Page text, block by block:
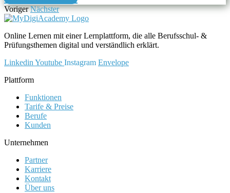
Voriger Nächster
Online Lernen mit einer Lernplattform, die alle Berufsschul- &
Prüfungsthemen digital und verständlich erklärt.
Linkedin Youtube Instagram Envelope
Plattform
Funktionen
Tarife & Preise
Berufe
Kunden
Unternehmen
Partner
Karriere
Kontakt
Über uns